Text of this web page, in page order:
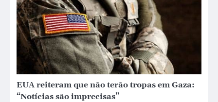
EUA reiteram que não terão tropas em Gaza:
“Notícias são imprecisas”